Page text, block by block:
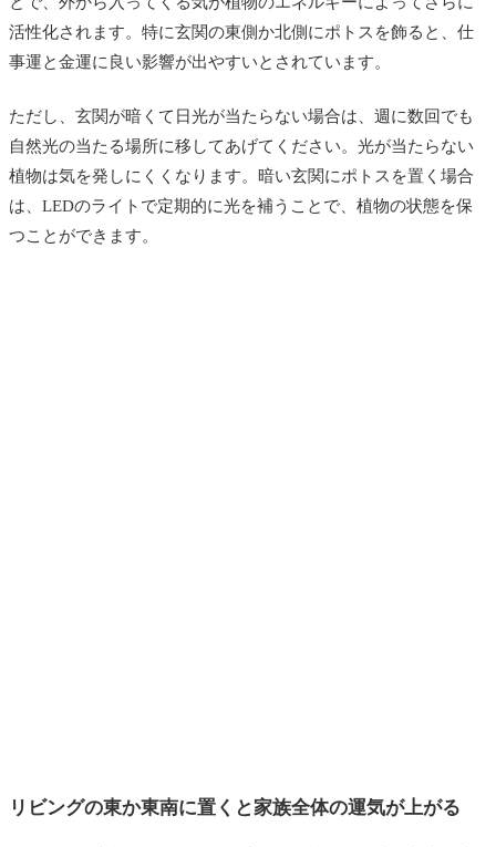
活性化されます。特に玄関の東側か北側にポトスを飾ると、仕
事運と金運に良い影響が出やすいとされています。
ただし、玄関が暗くて日光が当たらない場合は、週に数回でも
自然光の当たる場所に移してあげてください。光が当たらない
植物は気を発しにくくなります。暗い玄関にポトスを置く場合
は、LEDのライトで定期的に光を補うことで、植物の状態を保
つことができます。
リビングの東か東南に置くと家族全体の運気が上がる